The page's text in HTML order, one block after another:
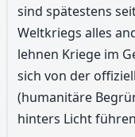
sind spätestens
Weltkriegs alles
lehnen Kriege im
sich von der
(humanitäre
hinters Licht